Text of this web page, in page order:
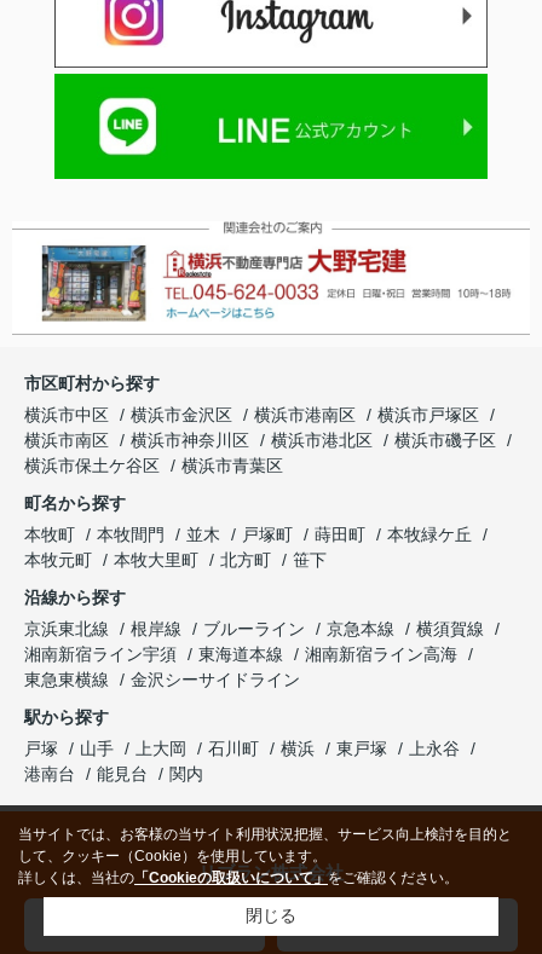
市区町村から探す
横浜市中区
横浜市金沢区 横浜市港南区
横浜市戸塚区
横浜市南区
横浜市神奈川区 横浜市港北区
横浜市磯子区
横浜市保土ケ谷区
横浜市青葉区
町名から探す
本牧町
本牧間門 並木 戸塚町 蒔田町
本牧緑ケ丘
本牧元町
本牧大里町 北方町
笹下
沿線から探す
京浜東北線
根岸線 ブルーライン 京急本線
横須賀線
湘南新宿ライン宇須
東海道本線
湘南新宿ライン高海
東急東横線
金沢シーサイドライン
駅から探す
戸塚
山手 上大岡 石川町 横浜 東戸塚
上永谷
港南台
能見台 関内
リブラン株式会社
当サイトでは、お客様の当サイト利用状況把握、サービス向上検討を目的と
して、クッキー（Cookie）を使用しています。
詳しくは、当社の 「Cookieの取扱いについて」をご確認ください。
閉じる